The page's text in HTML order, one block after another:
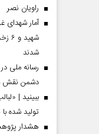
راویان نصر
شدند
رسانه ملی
دشمن نقش
ببینید |
تولید شده
هشدار